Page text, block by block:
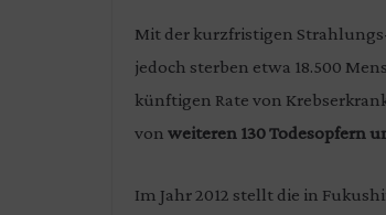
Mit der kurzfristigen
jedoch sterben etwa 18.500
künftigen Rate von
von weiteren 130 Todesopfern
Im Jahr 2012 stellt die in